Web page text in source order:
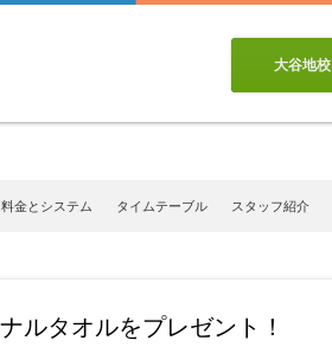
大谷地校
料金とシステム タイムテーブル スタッフ紹介
ルタオルをプレゼント！